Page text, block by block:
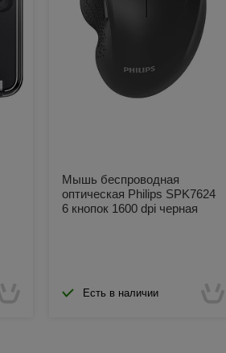
Мышь беспроводная
оптическая Philips SPK7624
6 кнопок 1600 dpi черная
Есть в наличии